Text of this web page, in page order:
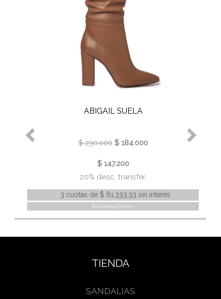
ABIGAIL SUELA
$ 230.000 $ 184.000
$ 147.200
20% desc. transfer.
3 cuotasde $ 61.333,33sin interés
Beneficios Online
TIENDA
SANDALIAS